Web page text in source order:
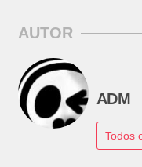
AUTOR
ADM
Todos